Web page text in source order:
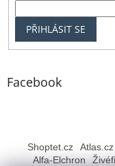
PŘIHLÁSIT SE
Facebook
Shoptet.cz Atlas.cz
Alfa-Elchron